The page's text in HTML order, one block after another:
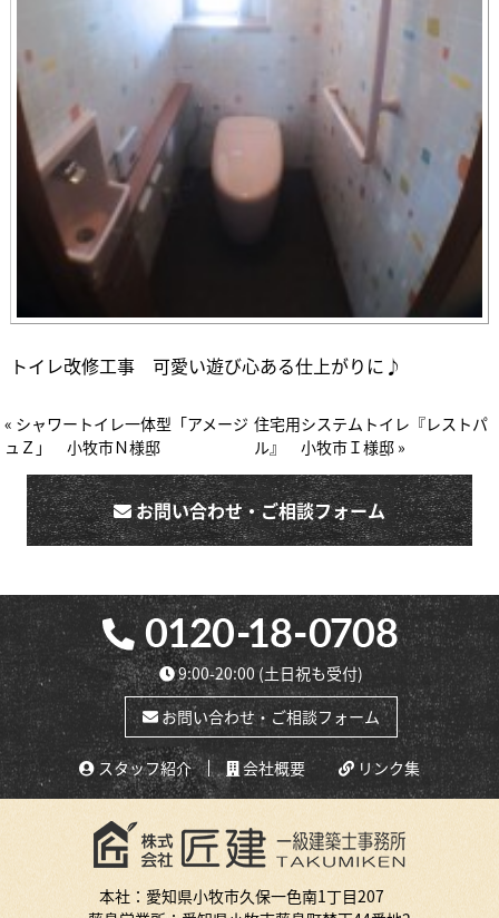
トイレ改修工事 可愛い遊び心ある仕上がりに♪
« シャワートイレ一体型「アメージ
ュＺ」 小牧市Ｎ様邸
住宅用システムトイレ『レストパ
ル』 小牧市Ｉ様邸 »
お問い合わせ・ご相談フォーム
9:00-20:00(土日祝も受付)
お問い合わせ・ご相談フォーム
スタッフ紹介 会社概要 リンク集
本社：愛知県小牧市久保一色南1丁目207